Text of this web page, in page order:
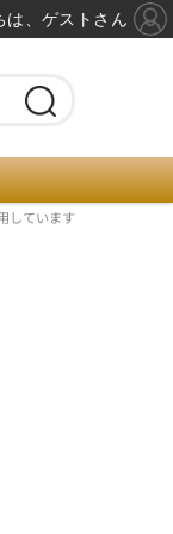
しています
は、ゲストさん